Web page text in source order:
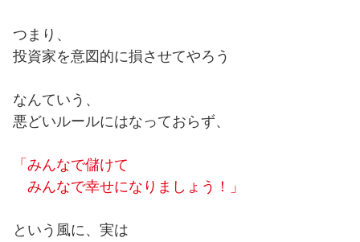
つまり、
投資家を意図的に損させてやろう
なんていう、
悪どいルールにはなっておらず、
「みんなで儲けて
みんなで幸せになりましょう！」
という風に、実は